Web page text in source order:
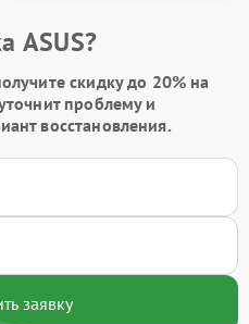
ASUS?
скидку до 20% на
проблему и
восстановления.
заявку